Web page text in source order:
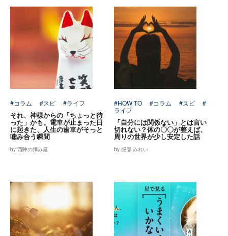
#コラム #スピ #ライフ
それ、神様からの「ちょっと待
った」かも。電車が止まった日
に起きた、人生の歯車がそっと
噛み合う瞬間
by 西陣の拝み屋
#HOW TO #コラム #スピ
#
ライフ
「自分には関係ない」とは言い
切れない？体の〇〇が整えば、
周りの世界が少し安定した話
by 服部 みれい